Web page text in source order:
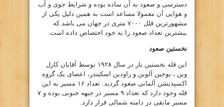
دسترسی و صعود به آن ساده بوده و شرایط جوی و آّب
و هوایی آن معمولا مساعد است به همین دلیل یکی از
مشهورترین قلل ۷۰۰۰ متری در جهان می باشد.که
بیشترین تعداد صعود را به خود اختصاص داده است.
نخستین صعود
این قله نخستین بار در سال ۱۹۲۸ توسط آقایان کارل
وین ، یوجین آلوین و راودین اسکیندر، اعضای یک گروه
اکسپدیشن آلمانی صعود گردید. تعداد ۱۶ مسیر به این
قله وجود دارد که تعداد ۹ مسیر در جبهه جنوبی بوده و ۷
مسیر مابقی در دامنه شمالی قرار دارد.